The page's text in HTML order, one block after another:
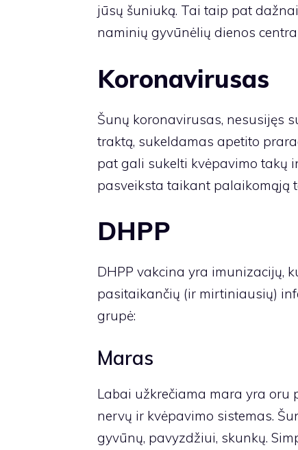
jūsų šuniuką. Tai taip pat
naminių gyvūnėlių dienos
Koronavirusas
Šunų koronavirusas, nesusijęs
traktą, sukeldamas apetito
pat gali sukelti kvėpavimo takų
pasveiksta taikant palaikomąją
DHPP
DHPP vakcina yra imunizacijų,
pasitaikančių (ir mirtiniausių)
grupė:
Maras
Labai užkrečiama mara yra oru
nervų ir kvėpavimo sistemas.
gyvūnų, pavyzdžiui, skunkų.